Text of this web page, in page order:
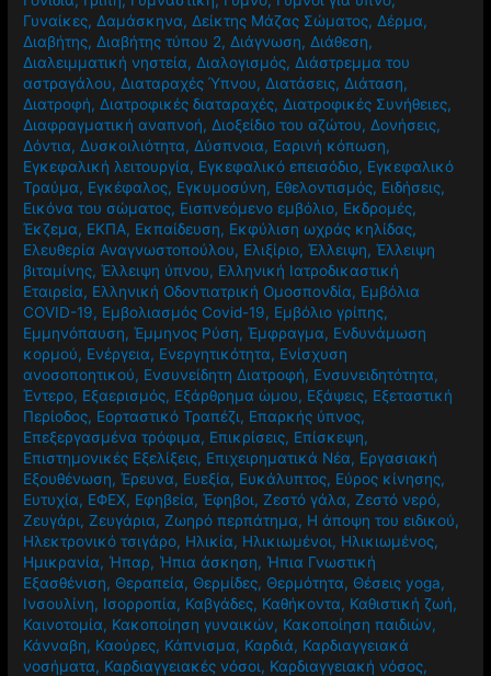
Γυναίκες, Δαμάσκηνα, Δείκτης Μάζας Σώματος, Δέρμα,
Διαβήτης, Διαβήτης τύπου 2, Διάγνωση, Διάθεση,
Διαλειμματική νηστεία, Διαλογισμός, Διάστρεμμα του
αστραγάλου, Διαταραχές Ύπνου, Διατάσεις, Διάταση,
Διατροφή, Διατροφικές διαταραχές, Διατροφικές Συνήθειες,
Διαφραγματική αναπνοή, Διοξείδιο του αζώτου, Δονήσεις,
Δόντια, Δυσκοιλιότητα, Δύσπνοια, Εαρινή κόπωση,
Εγκεφαλική λειτουργία, Εγκεφαλικό επεισόδιο, Εγκεφαλικό
Τραύμα, Εγκέφαλος, Εγκυμοσύνη, Εθελοντισμός, Ειδήσεις,
Εικόνα του σώματος, Εισπνεόμενο εμβόλιο, Εκδρομές,
Έκζεμα, ΕΚΠΑ, Εκπαίδευση, Εκφύλιση ωχράς κηλίδας,
Ελευθερία Αναγνωστοπούλου, Ελιξίριο,Έλλειψη,Έλλειψη
βιταμίνης,Έλλειψη ύπνου, Ελληνική Ιατροδικαστική
Εταιρεία, Ελληνική Οδοντιατρική Ομοσπονδία, Εμβόλια
COVID-19, Εμβολιασμός Covid-19, Εμβόλιο γρίπης,
Εμμηνόπαυση,Έμμηνος Ρύση,Έμφραγμα, Ενδυνάμωση
κορμού, Ενέργεια, Ενεργητικότητα, Ενίσχυση
ανοσοποητικού, Ενσυνείδητη Διατροφή, Ενσυνειδητότητα,
Έντερο, Εξαερισμός, Εξάρθρημα ώμου, Εξάψεις, Εξεταστική
Περίοδος, Εορταστικό Τραπέζι, Επαρκής ύπνος,
Επεξεργασμένα τρόφιμα, Επικρίσεις, Επίσκεψη,
Επιστημονικές Εξελίξεις, Επιχειρηματικά Νέα, Εργασιακή
Εξουθένωση,Έρευνα, Ευεξία, Ευκάλυπτος, Εύρος κίνησης,
Ευτυχία, ΕΦΕΧ, Εφηβεία,Έφηβοι,Ζεστό γάλα,Ζεστό νερό,
Ζευγάρι,Ζευγάρια,Ζωηρό περπάτημα, Η άποψη του ειδικού,
Ηλεκτρονικό τσιγάρο, Ηλικία, Ηλικιωμένοι, Ηλικιωμένος,
Ημικρανία, Ήπαρ, Ήπια άσκηση, Ήπια Γνωστική
Εξασθένιση, Θεραπεία, Θερμίδες, Θερμότητα, Θέσεις yoga,
Ινσουλίνη, Ισορροπία, Καβγάδες, Καθήκοντα, Καθιστική ζωή,
Καινοτομία, Κακοποίηση γυναικών, Κακοποίηση παιδιών,
Κάνναβη, Καούρες, Κάπνισμα, Καρδιά, Καρδιαγγειακά
νοσήματα, Καρδιαγγειακές νόσοι, Καρδιαγγειακή νόσος,